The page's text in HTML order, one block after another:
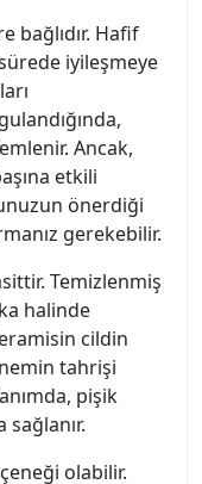
bağlıdır. Hafif
iyileşmeye
Ancak,
etkili
önerdiği
gerekebilir.
Temizlenmiş
halinde
cildin
tahrişi
pişik
olabilir.